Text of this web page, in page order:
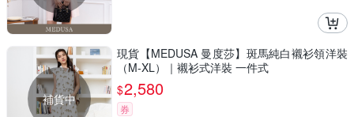
補貨中
現貨【MEDUSA 曼度莎】斑馬純白襯衫領洋裝
（M-XL）｜襯衫式洋裝 一件式
$2,580
券